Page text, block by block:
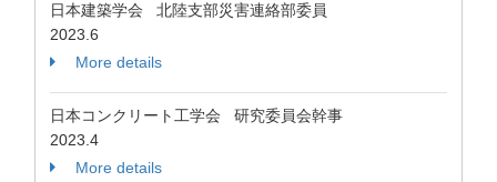
日本建築学会 北陸支部災害連絡部委員
2023.6
More details
日本コンクリート工学会 研究委員会幹事
2023.4
More details